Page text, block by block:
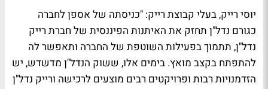
יוסי רייק, בעלי קבוצת רייק: "כניסתה של אספן לחברה
כגורם נדל"ן תחזק את האיתנות הפיננסית של חברת רייק
נדל"ן, תתמוך בפעילות השוטפת של החברה ותאפשר לה
להתפתח בקצב מואץ. בימים אלו, ששוק הנדל"ן מדשדש, יש
הזדמנויות רבות ופרויקטים רבים מוצעים לרכישה ורייק נדל"ן